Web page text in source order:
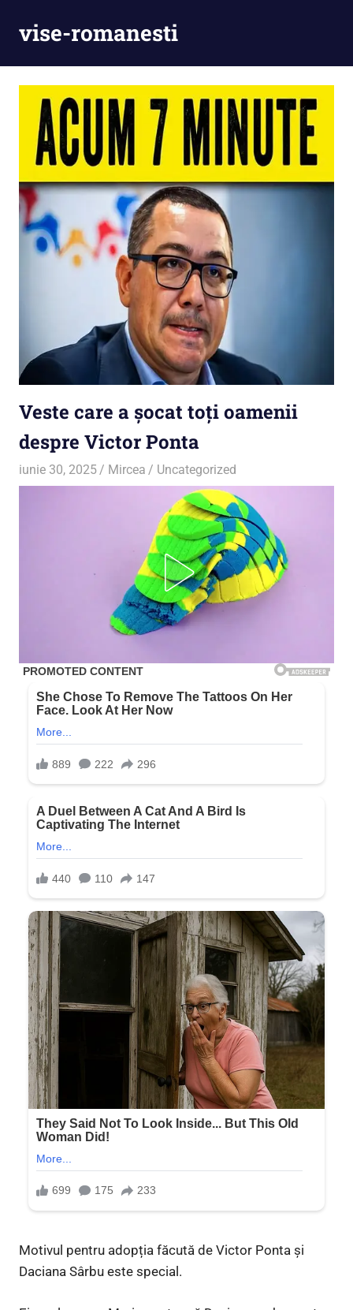
vise-romanesti
Veste care a șocat toți oamenii
despre Victor Ponta
iunie 30, 2025 Mircea Uncategorized
Motivul pentru adopția făcută de Victor Ponta și
Daciana Sârbu este special.